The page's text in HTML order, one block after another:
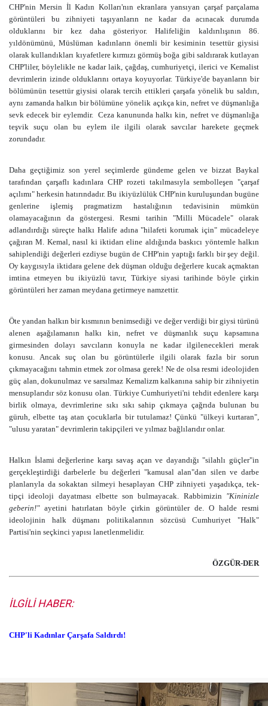
CHP'nin Mersin İl Kadın Kolları'nın ekranlara yansıyan çarşaf parçalama
görüntüleri bu zihniyeti taşıyanların ne kadar da acınacak durumda
olduklarını bir kez daha gösteriyor. Halifeliğin kaldırılışının 86.
yıldönümünü, Müslüman kadınların önemli bir kesiminin tesettür giysisi
olarak kullandıkları kıyafetlere kırmızı görmüş boğa gibi saldırarak kutlayan
CHP'liler, böylelikle ne kadar laik, çağdaş, cumhuriyetçi, ilerici ve Kemalist
devrimlerin izinde olduklarını ortaya koyuyorlar. Türkiye'de bayanların bir
bölümünün tesettür giysisi olarak tercih ettikleri çarşafa yönelik bu saldırı,
aynı zamanda halkın bir bölümüne yönelik açıkça kin, nefret ve düşmanlığa
sevk edecek bir eylemdir. Ceza kanununda halkı kin, nefret ve düşmanlığa
teşvik suçu olan bu eylem ile ilgili olarak savcılar harekete geçmek
zorundadır.
Daha geçtiğimiz son yerel seçimlerde gündeme gelen ve bizzat Baykal
tarafından çarşaflı kadınlara CHP rozeti takılmasıyla sembolleşen "çarşaf
açılımı" herkesin hatırındadır. Bu ikiyüzlülük CHP'nin kuruluşundan bugüne
genlerine işlemiş pragmatizm hastalığının tedavisinin mümkün
olamayacağının da göstergesi. Resmi tarihin "Milli Mücadele" olarak
adlandırdığı süreçte halkı Halife adına "hilafeti korumak için" mücadeleye
çağıran M. Kemal, nasıl ki iktidarı eline aldığında baskıcı yöntemle halkın
sahiplendiği değerleri ezdiyse bugün de CHP'nin yaptığı farklı bir şey değil.
Oy kaygısıyla iktidara gelene dek düşman olduğu değerlere kucak açmaktan
imtina etmeyen bu ikiyüzlü tavır, Türkiye siyasi tarihinde böyle çirkin
görüntüleri her zaman meydana getirmeye namzettir.
Öte yandan halkın bir kısmının benimsediği ve değer verdiği bir giysi türünü
alenen aşağılamanın halkı kin, nefret ve düşmanlık suçu kapsamına
girmesinden dolayı savcıların konuyla ne kadar ilgilenecekleri merak
konusu. Ancak suç olan bu görüntülerle ilgili olarak fazla bir sorun
çıkmayacağını tahmin etmek zor olmasa gerek! Ne de olsa resmi ideolojiden
güç alan, dokunulmaz ve sarsılmaz Kemalizm kalkanına sahip bir zihniyetin
mensuplarıdır söz konusu olan. Türkiye Cumhuriyeti'ni tehdit edenlere karşı
birlik olmaya, devrimlerine sıkı sıkı sahip çıkmaya çağrıda bulunan bu
güruh, elbette taş atan çocuklarla bir tutulamaz! Çünkü "ülkeyi kurtaran",
"ulusu yaratan" devrimlerin takipçileri ve yılmaz bağlılarıdır onlar.
Halkın İslami değerlerine karşı savaş açan ve dayandığı "silahlı güçler"in
gerçekleştirdiği darbelerle bu değerleri "kamusal alan"dan silen ve darbe
planlarıyla da sokaktan silmeyi hesaplayan CHP zihniyeti yaşadıkça, tek-
tipçi ideoloji dayatması elbette son bulmayacak. Rabbimizin "Kininizle
geberin!"ayetini hatırlatan böyle çirkin görüntüler de. O halde resmi
ideolojinin halk düşmanı politikalarının sözcüsü Cumhuriyet "Halk"
Partisi'nin seçkinci yapısı lanetlenmelidir.
ÖZGÜR-DER
İLGİLİ HABER:
CHP'li Kadınlar Çarşafa Saldırdı!